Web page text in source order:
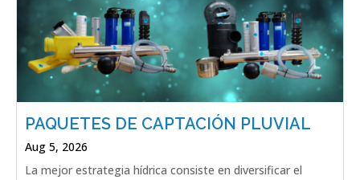
PAQUETES DE CAPTACIÓN PLUVIAL
Aug 5, 2026
La mejor estrategia hídrica consiste en diversificar el